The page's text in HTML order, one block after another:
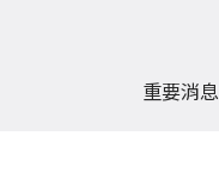
重要消息